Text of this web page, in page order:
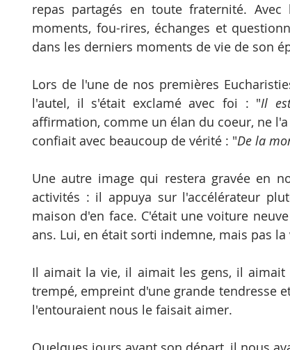
repas partagés en toute fraternité.
moments, fou-rires, échanges et
dans les derniers moments de vie de son
Lors de l'une de nos premières
l'autel, il s'était exclamé avec foi : "Il
affirmation, comme un élan du coeur, ne
confiait avec beaucoup de vérité : "De la
Une autre image qui restera gravée en
activités : il appuya sur l'accélérateur
maison d'en face. C'était une voiture
ans. Lui, en était sorti indemne, mais pas
Il aimait la vie, il aimait les gens, il
trempé, empreint d'une grande tendresse
l'entouraient nous le faisait aimer.